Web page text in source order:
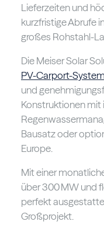
Lieferzeiten und
kurzfristige Abrufe
großes Rohstahl-
Die Meiser Solar
PV-Carport-
und
Konstruktionen mit
Bausatz oder
Europe.
Mit einer
über 300 MW und
perfekt
Großprojekt.